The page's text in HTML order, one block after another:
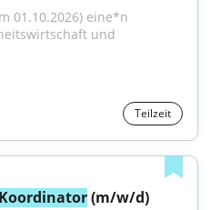
und
Teilzeit
Koordinator (m/w/d)